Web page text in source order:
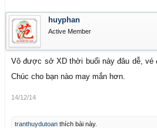
huyphan
Active Member
Vô được sở XD thời buổi này đâu dễ, vé
Chúc cho bạn nào may mắn hơn.
14/12/14
tranthuydutoan thích bài này.